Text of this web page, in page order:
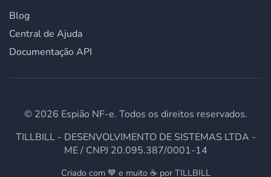
Blog
Central de Ajuda
Documentação API
© 2026 Espião NF-e. Todos os direitos reservados.
TILLBILL - DESENVOLVIMENTO DE SISTEMAS LTDA -
ME / CNPJ 20.095.387/0001-14
Criado com 💙 e muito ☕ por TILLBILL